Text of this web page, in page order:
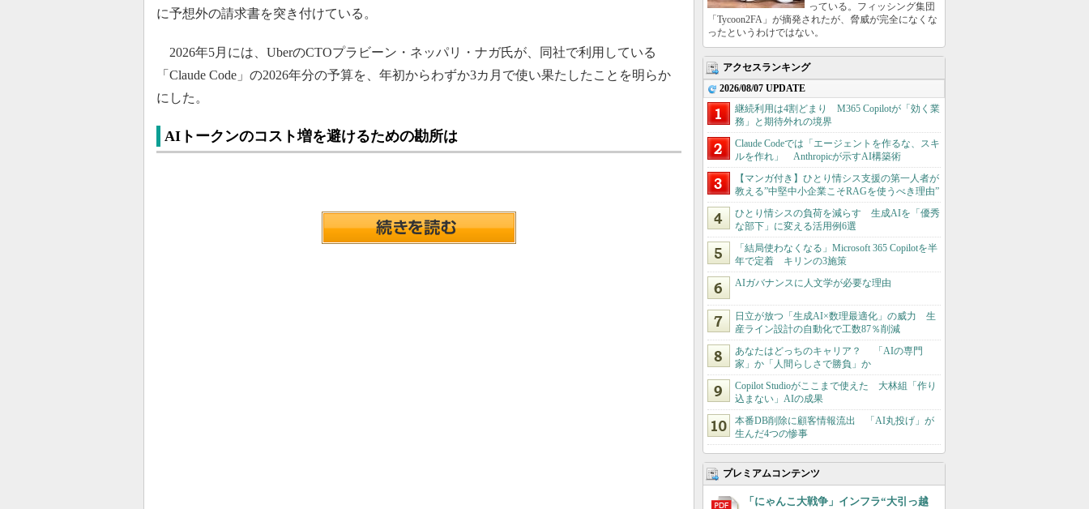
に予想外の請求書を突き付けている。
2026年5月には、UberのCTOプラビーン・ネッパリ・ナガ氏が、同社で利用している
「Claude Code」の2026年分の予算を、年初からわずか3カ月で使い果たしたことを明らか
にした。
AIトークンのコスト増を避けるための勘所は
っている。フィッシング集団
「Tycoon2FA」が摘発されたが、脅威が完全になくな
ったというわけではない。
アクセスランキング
2026/08/07 UPDATE
継続利用は4割どまり M365 Copilotが「効く業
務」と期待外れの境界
Claude Codeでは「エージェントを作るな、スキ
ルを作れ」 Anthropicが示すAI構築術
【マンガ付き】ひとり情シス支援の第一人者が
教える”中堅中小企業こそRAGを使うべき理由”
ひとり情シスの負荷を減らす 生成AIを「優秀
な部下」に変える活用例6選
「結局使わなくなる」Microsoft 365 Copilotを半
年で定着 キリンの3施策
AIガバナンスに人文学が必要な理由
日立が放つ「生成AI×数理最適化」の威力 生
産ライン設計の自動化で工数87％削減
あなたはどっちのキャリア？ 「AIの専門
家」か「人間らしさで勝負」か
Copilot Studioがここまで使えた 大林組「作り
込まない」AIの成果
本番DB削除に顧客情報流出 「AI丸投げ」が
生んだ4つの惨事
プレミアムコンテンツ
「にゃんこ大戦争」インフラ“大引っ越